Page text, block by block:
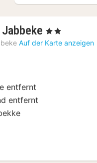
1
Nacht
, 2 Sterne
Auf der Karte anzeigen
entfernt
entfernt